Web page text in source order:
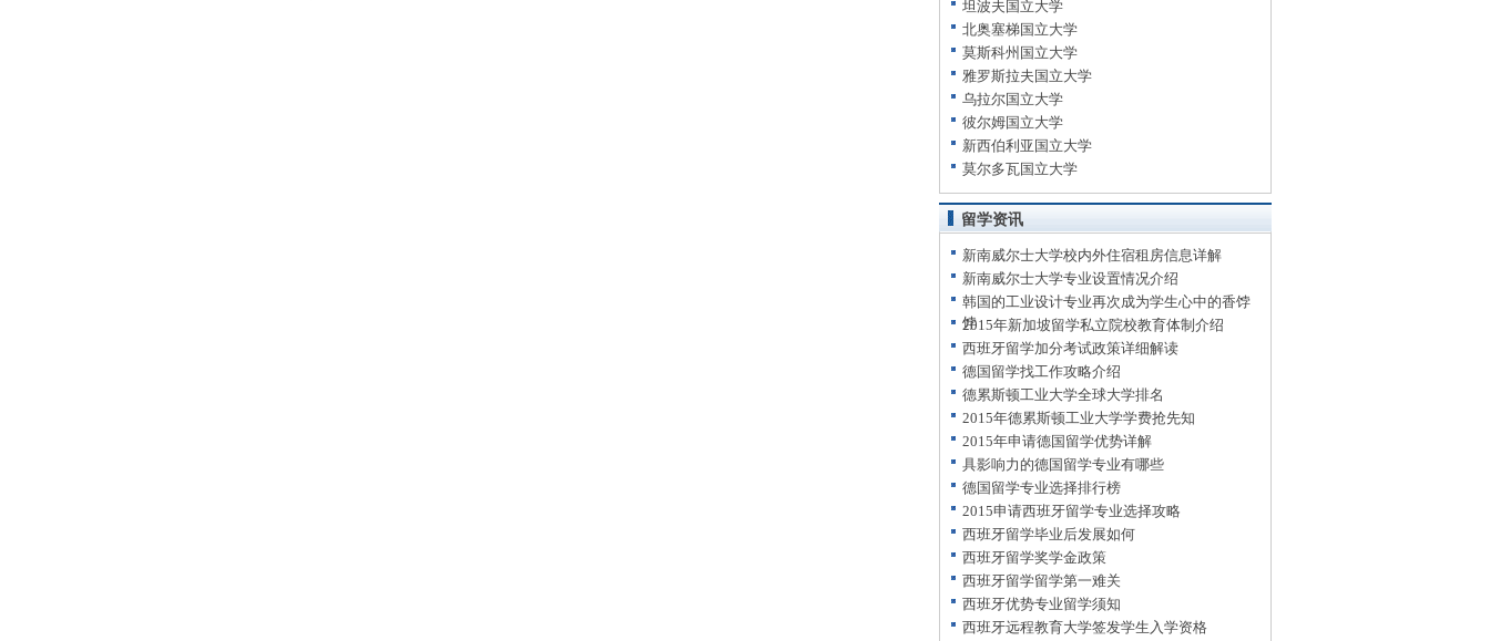
坦波夫国立大学
北奥塞梯国立大学
莫斯科州国立大学
雅罗斯拉夫国立大学
乌拉尔国立大学
彼尔姆国立大学
新西伯利亚国立大学
莫尔多瓦国立大学
留学资讯
新南威尔士大学校内外住宿租房信息详解
新南威尔士大学专业设置情况介绍
韩国的工业设计专业再次成为学生心中的香饽
饽
2015年新加坡留学私立院校教育体制介绍
西班牙留学加分考试政策详细解读
德国留学找工作攻略介绍
德累斯顿工业大学全球大学排名
2015年德累斯顿工业大学学费抢先知
2015年申请德国留学优势详解
具影响力的德国留学专业有哪些
德国留学专业选择排行榜
2015申请西班牙留学专业选择攻略
西班牙留学毕业后发展如何
西班牙留学奖学金政策
西班牙留学留学第一难关
西班牙优势专业留学须知
西班牙远程教育大学签发学生入学资格